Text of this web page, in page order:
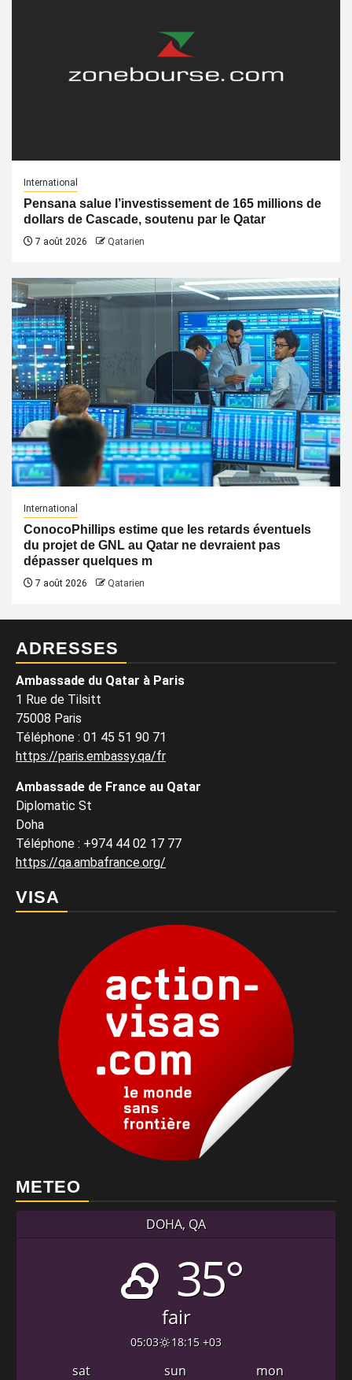
International
Pensana salue l’investissement de 165 millions de
dollars de Cascade, soutenu par le Qatar
7 août 2026 Qatarien
International
ConocoPhillips estime que les retards éventuels
du projet de GNL au Qatar ne devraient pas
dépasser quelques m
7 août 2026 Qatarien
ADRESSES
Ambassade du Qatar à Paris
1 Rue de Tilsitt
75008 Paris
Téléphone : 01 45 51 90 71
https://paris.embassy.qa/fr
Ambassade de France au Qatar
Diplomatic St
Doha
Téléphone : +974 44 02 17 77
https://qa.ambafrance.org/
VISA
METEO
DOHA, QA
35°
fair
05:03 18:15 +03
sat sun mon